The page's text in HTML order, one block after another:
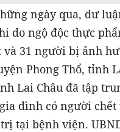
ngày qua, dư
do ngộ độc thực
và 31 người bị ảnh
Phong Thổ, tỉnh
Lai Châu đã tập
đình có người
tại bệnh viện.